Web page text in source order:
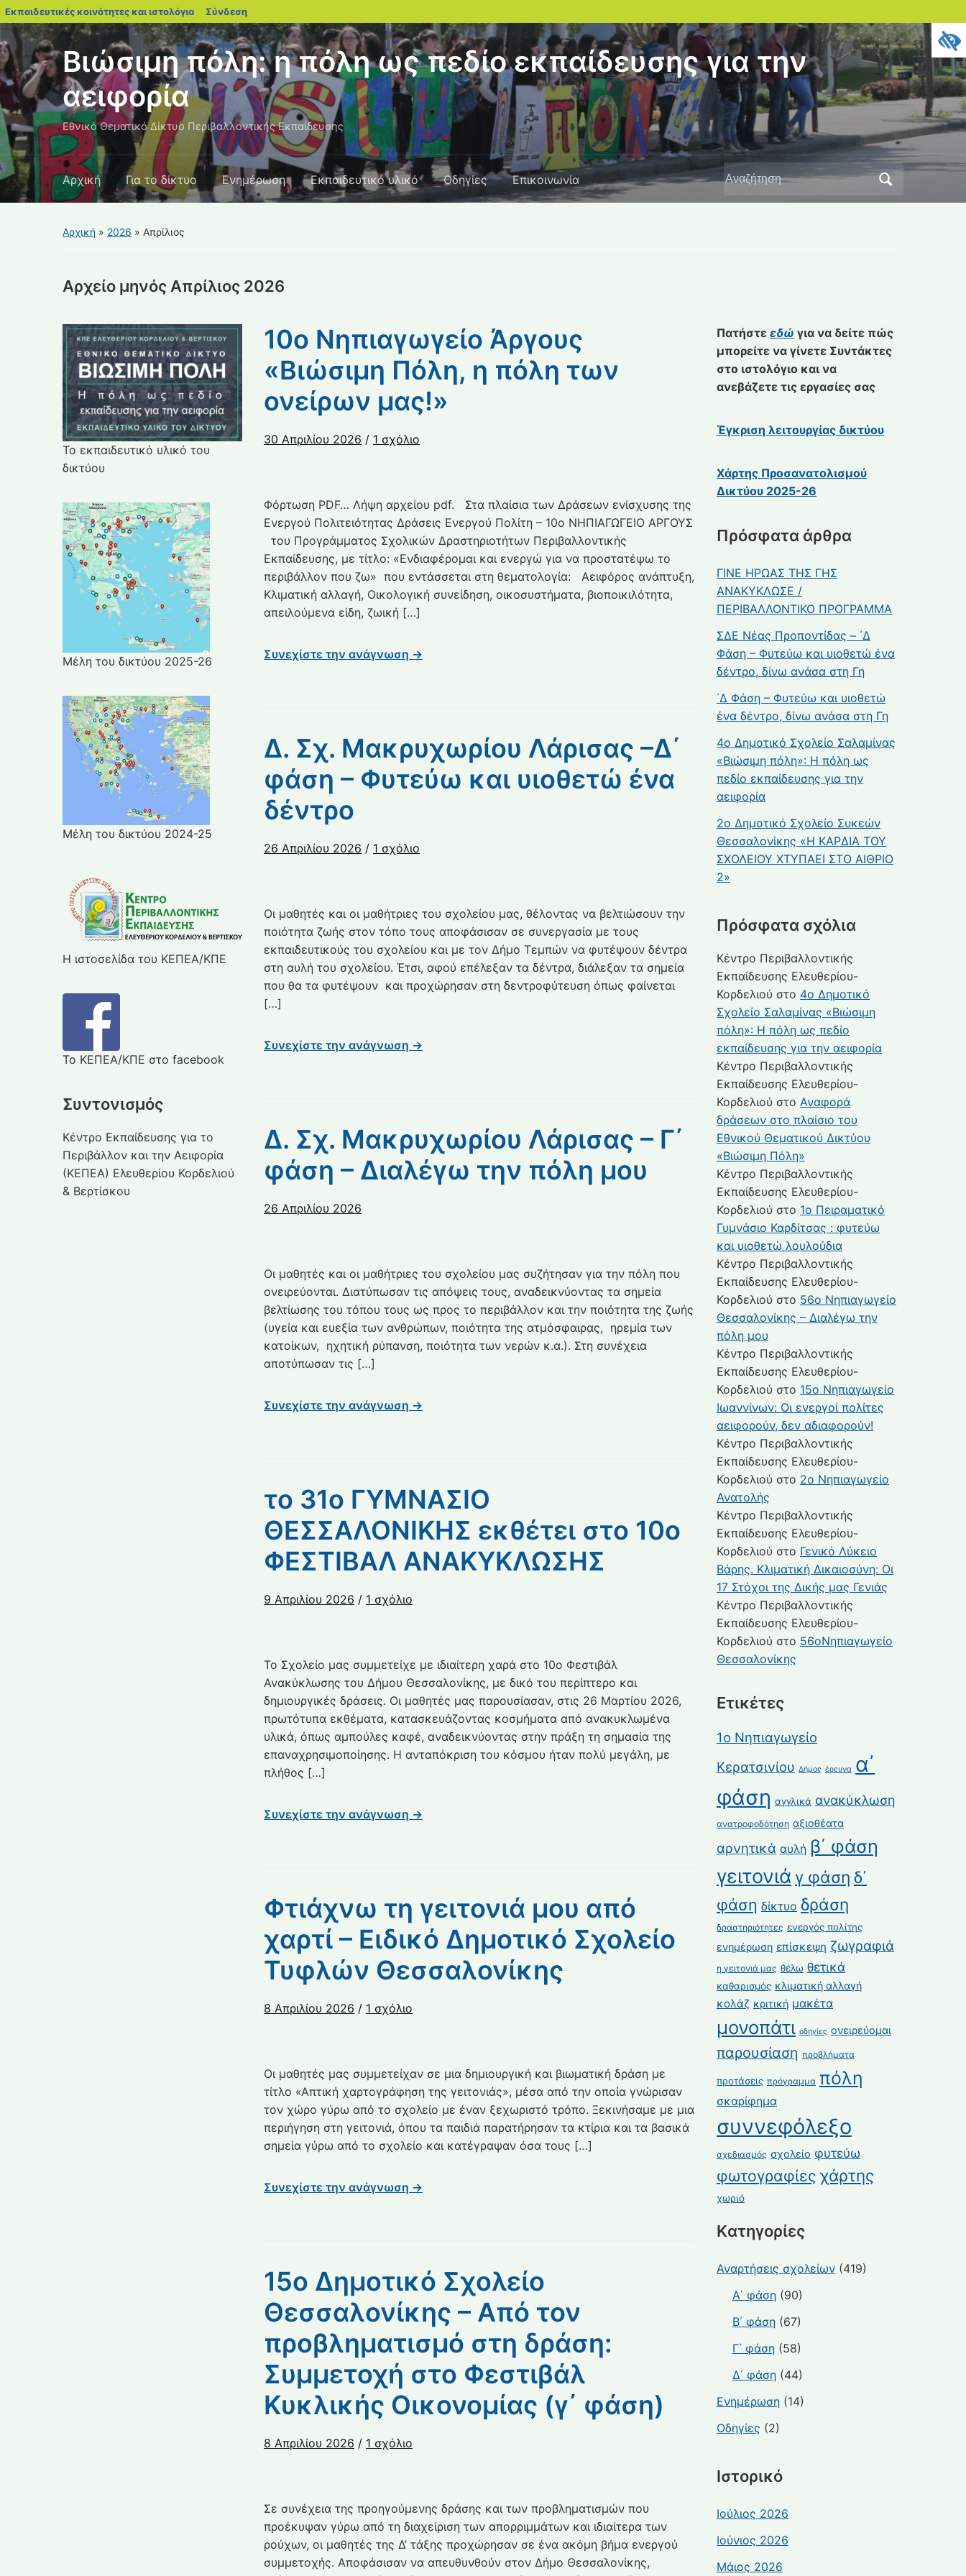
Εκπαιδευτικές κοινότητες και ιστολόγια blogs.sch.gr
Σύνδεση
Βιώσιμη πόλη: η πόλη ως πεδίο εκπαίδευσης για την
αειφορία
Εθνικό Θεματικό Δίκτυο Περιβαλλοντικής Εκπαίδευσης
Αρχική Για το δίκτυο Ενημέρωση Εκπαιδευτικό υλικό Οδηγίες Επικοινωνία
Αναζήτηση
Αρχική » 2026 » Απρίλιος
Αρχείο μηνός Απρίλιος 2026
Το εκπαιδευτικό υλικό του
δικτύου
Μέλη του δικτύου 2025-26
Μέλη του δικτύου 2024-25
Η ιστοσελίδα του ΚΕΠΕΑ/ΚΠΕ
Το ΚΕΠΕΑ/ΚΠΕ στο facebook
Συντονισμός
Κέντρο Εκπαίδευσης για το
Περιβάλλον και την Αειφορία
(ΚΕΠΕΑ) Ελευθερίου Κορδελιού
& Βερτίσκου
10ο Νηπιαγωγείο Άργους
«Βιώσιμη Πόλη, η πόλη των
ονείρων μας!»
30 Απριλίου 2026 / 1 σχόλιο
«Βιώσιμη
Πόλη,
η
πόλη
των
ονείρων
Φόρτωση PDF… Λήψη αρχείου pdf. Στα πλαίσια των Δράσεων ενίσχυσης της
Ενεργού Πολιτειότητας Δράσεις Ενεργού Πολίτη – 10ο ΝΗΠΙΑΓΩΓΕΙΟ ΑΡΓΟΥΣ
του Προγράμματος Σχολικών Δραστηριοτήτων Περιβαλλοντικής
Εκπαίδευσης, με τίτλο: «Ενδιαφέρομαι και ενεργώ για να προστατέψω το
περιβάλλον που ζω» που εντάσσεται στη θεματολογία: Αειφόρος ανάπτυξη,
Κλιματική αλλαγή, Οικολογική συνείδηση, οικοσυστήματα, βιοποικιλότητα,
απειλούμενα είδη, ζωική […]
Συνεχίστε την ανάγνωση →
Δ. Σχ. Μακρυχωρίου Λάρισας –Δ΄
φάση – Φυτεύω και υιοθετώ ένα
δέντρο
26 Απριλίου 2026 / 1 σχόλιο
Λάρισας
–
Δ΄
φάση
–
ένα
Οι μαθητές και οι μαθήτριες του σχολείου μας, θέλοντας να βελτιώσουν την
ποιότητα ζωής στον τόπο τους αποφάσισαν σε συνεργασία με τους
εκπαιδευτικούς του σχολείου και με τον Δήμο Τεμπών να φυτέψουν δέντρα
στη αυλή του σχολείου. Έτσι, αφού επέλεξαν τα δέντρα, διάλεξαν τα σημεία
που θα τα φυτέψουν και προχώρησαν στη δεντροφύτευση όπως φαίνεται
[…]
Συνεχίστε την ανάγνωση →
Δ. Σχ. Μακρυχωρίου Λάρισας – Γ΄
φάση – Διαλέγω την πόλη μου
26 Απριλίου 2026
Οι μαθητές και οι μαθήτριες του σχολείου μας συζήτησαν για την πόλη που
ονειρεύονται. Διατύπωσαν τις απόψεις τους, αναδεικνύοντας τα σημεία
βελτίωσης του τόπου τους ως προς το περιβάλλον και την ποιότητα της ζωής
(υγεία και ευεξία των ανθρώπων, ποιότητα της ατμόσφαιρας, ηρεμία των
κατοίκων, ηχητική ρύπανση, ποιότητα των νερών κ.α.). Στη συνέχεια
αποτύπωσαν τις […]
Συνεχίστε την ανάγνωση →
το 31ο ΓΥΜΝΑΣΙΟ
ΘΕΣΣΑΛΟΝΙΚΗΣ εκθέτει στο 10ο
ΦΕΣΤΙΒΑΛ ΑΝΑΚΥΚΛΩΣΗΣ
9 Απριλίου 2026 / 1 σχόλιο
ΘΕΣΣΑΛΟΝΙΚΗΣ
εκθέτει
στο
10ο
ΦΕΣΤΙΒΑΛ
ΑΝΑΚΥΚΛΩΣΗΣ
Το Σχολείο μας συμμετείχε με ιδιαίτερη χαρά στο 10ο Φεστιβάλ
Ανακύκλωσης του Δήμου Θεσσαλονίκης, με δικό του περίπτερο και
δημιουργικές δράσεις. Οι μαθητές μας παρουσίασαν, στις 26 Μαρτίου 2026,
πρωτότυπα εκθέματα, κατασκευάζοντας κοσμήματα από ανακυκλωμένα
υλικά, όπως αμπούλες καφέ, αναδεικνύοντας στην πράξη τη σημασία της
επαναχρησιμοποίησης. Η ανταπόκριση του κόσμου ήταν πολύ μεγάλη, με
πλήθος […]
Συνεχίστε την ανάγνωση →
Φτιάχνω τη γειτονιά μου από
χαρτί – Ειδικό Δημοτικό Σχολείο
Τυφλών Θεσσαλονίκης
8 Απριλίου 2026 / 1 σχόλιο
μου
από
χαρτί
–
Ειδικό
Σχολείο
Τυφλών
Οι μαθητές μας συμμετείχαν σε μια δημιουργική και βιωματική δράση με
τίτλο «Απτική χαρτογράφηση της γειτονιάς», μέσα από την οποία γνώρισαν
τον χώρο γύρω από το σχολείο με έναν ξεχωριστό τρόπο. Ξεκινήσαμε με μια
περιήγηση στη γειτονιά, όπου τα παιδιά παρατήρησαν τα κτίρια και τα βασικά
σημεία γύρω από το σχολείο και κατέγραψαν όσα τους […]
Συνεχίστε την ανάγνωση →
15ο Δημοτικό Σχολείο
Θεσσαλονίκης – Από τον
προβληματισμό στη δράση:
Συμμετοχή στο Φεστιβάλ
Κυκλικής Οικονομίας (γ΄ φάση)
8 Απριλίου 2026 / 1 σχόλιο
Θεσσαλονίκης
–
Από
τον
Σε συνέχεια της προηγούμενης δράσης και των προβληματισμών που
προέκυψαν γύρω από τη διαχείριση των απορριμμάτων και ιδιαίτερα των
ρούχων, οι μαθητές της Δ’ τάξης προχώρησαν σε ένα ακόμη βήμα ενεργού
συμμετοχής. Αποφάσισαν να απευθυνθούν στον Δήμο Θεσσαλονίκης,
Πατήστε εδώ για να δείτε πώς
μπορείτε να γίνετε Συντάκτες
στο ιστολόγιο και να
ανεβάζετε τις εργασίες σας
Έγκριση λειτουργίας δικτύου
Χάρτης Προσανατολισμού
Δικτύου 2025-26
Πρόσφατα άρθρα
ΓΙΝΕ ΗΡΩΑΣ ΤΗΣ ΓΗΣ
ΑΝΑΚΥΚΛΩΣΕ /
ΠΕΡΙΒΑΛΛΟΝΤΙΚΟ ΠΡΟΓΡΑΜΜΑ
ΣΔΕ Νέας Προποντίδας – ΄Δ
Φάση – Φυτεύω και υιοθετώ ένα
δέντρο, δίνω ανάσα στη Γη
΄Δ Φάση – Φυτεύω και υιοθετώ
ένα δέντρο, δίνω ανάσα στη Γη
4ο Δημοτικό Σχολείο Σαλαμίνας
«Βιώσιμη πόλη»: Η πόλη ως
πεδίο εκπαίδευσης για την
αειφορία
2ο Δημοτικό Σχολείο Συκεών
Θεσσαλονίκης «Η ΚΑΡΔΙΑ ΤΟΥ
ΣΧΟΛΕΙΟΥ ΧΤΥΠΑΕΙ ΣΤΟ ΑΙΘΡΙΟ
2»
Πρόσφατα σχόλια
Κέντρο Περιβαλλοντικής
Εκπαίδευσης Ελευθερίου-
Κορδελιού στο 4ο Δημοτικό
Σχολείο Σαλαμίνας «Βιώσιμη
πόλη»: Η πόλη ως πεδίο
εκπαίδευσης για την αειφορία
Κέντρο Περιβαλλοντικής
Εκπαίδευσης Ελευθερίου-
Κορδελιού στο Αναφορά
δράσεων στο πλαίσιο του
Εθνικού Θεματικού Δικτύου
«Βιώσιμη Πόλη»
Κέντρο Περιβαλλοντικής
Εκπαίδευσης Ελευθερίου-
Κορδελιού στο 1ο Πειραματικό
Γυμνάσιο Καρδίτσας : φυτεύω
και υιοθετώ λουλούδια
Κέντρο Περιβαλλοντικής
Εκπαίδευσης Ελευθερίου-
Κορδελιού στο 56ο Νηπιαγωγείο
Θεσσαλονίκης – Διαλέγω την
πόλη μου
Κέντρο Περιβαλλοντικής
Εκπαίδευσης Ελευθερίου-
Κορδελιού στο 15ο Νηπιαγωγείο
Ιωαννίνων: Οι ενεργοί πολίτες
αειφορούν, δεν αδιαφορούν!
Κέντρο Περιβαλλοντικής
Εκπαίδευσης Ελευθερίου-
Κορδελιού στο 2ο Νηπιαγωγείο
Ανατολής
Κέντρο Περιβαλλοντικής
Εκπαίδευσης Ελευθερίου-
Κορδελιού στο Γενικό Λύκειο
Βάρης. Κλιματική Δικαιοσύνη: Οι
17 Στόχοι της Δικής μας Γενιάς
Κέντρο Περιβαλλοντικής
Εκπαίδευσης Ελευθερίου-
Κορδελιού στο 56οΝηπιαγωγείο
Θεσσαλονίκης
Ετικέτες
1ο Νηπιαγωγείο
Κερατσινίου Δήμος έρευνα α΄
φάση αγγλικά ανακύκλωση
ανατροφοδότηση αξιοθέατα
αρνητικά αυλή β΄ φάση
γειτονιά γ φάση δ΄
φάση δίκτυο δράση
δραστηριότητες ενεργός πολίτης
ενημέρωση επίσκεψη ζωγραφιά
η γειτονιά μας θέλω θετικά
καθαρισμός κλιματική αλλαγή
κολάζ κριτική μακέτα
μονοπάτι οδηγίες ονειρεύομαι
παρουσίαση προβλήματα
προτάσεις πρόγραμμα πόλη
σκαρίφημα
συννεφόλεξο
σχεδιασμός σχολείο φυτεύω
φωτογραφίες χάρτης
χωριό
Kατηγορίες
Αναρτήσεις σχολείων (419)
Α΄ φάση (90)
Β΄ φάση (67)
Γ΄ φάση (58)
Δ΄ φάση (44)
Ενημέρωση (14)
Οδηγίες (2)
Ιστορικό
Ιούλιος 2026
Ιούνιος 2026
Μάιος 2026